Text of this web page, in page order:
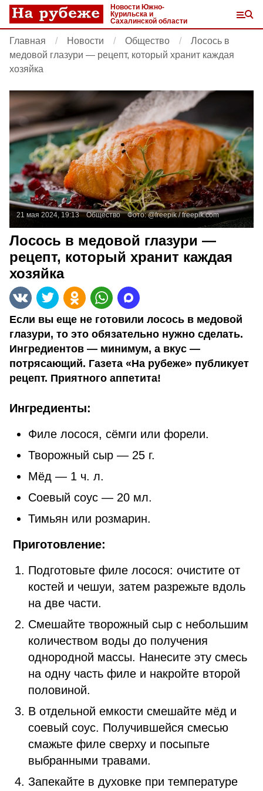
Новости Южно-
Курильска и
Сахалинской области
Главная Новости Общество
Лосось в
медовой глазури — рецепт, который хранит каждая
хозяйка
21 мая 2024, 19:13 Общество Фото:@freepik /freepik.com
Лосось в медовой глазури —
рецепт, который хранит каждая
хозяйка
Если вы еще не готовили лосось в медовой
глазури, то это обязательно нужно сделать.
Ингредиентов — минимум, а вкус —
потрясающий. Газета «На рубеже» публикует
рецепт. Приятного аппетита!
Ингредиенты:
Филе лосося, сёмги или форели.
Творожный сыр — 25 г.
Мёд — 1 ч. л.
Соевый соус — 20 мл.
Тимьян или розмарин.
Приготовление:
Подготовьте филе лосося: очистите от
костей и чешуи, затем разрежьте вдоль
на две части.
Смешайте творожный сыр с небольшим
количеством воды до получения
однородной массы. Нанесите эту смесь
на одну часть филе и накройте второй
половиной.
В отдельной емкости смешайте мёд и
соевый соус. Получившейся смесью
смажьте филе сверху и посыпьте
выбранными травами.
Запекайте в духовке при температуре